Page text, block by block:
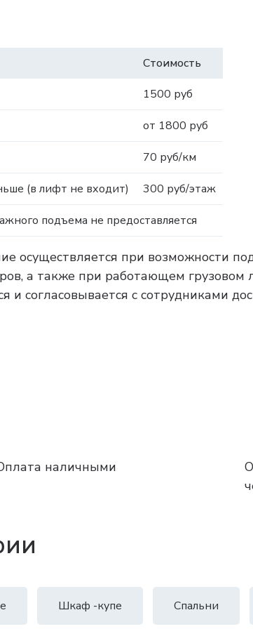
Стоимость
1500 руб
от 1800 руб
70 руб/км
(в лифт не входит) 300 руб/этаж
подъема не предоставляется
осуществляется при возможности
а также при работающем
и согласовывается с сотрудниками
наличными
Шкаф -купе Спальни